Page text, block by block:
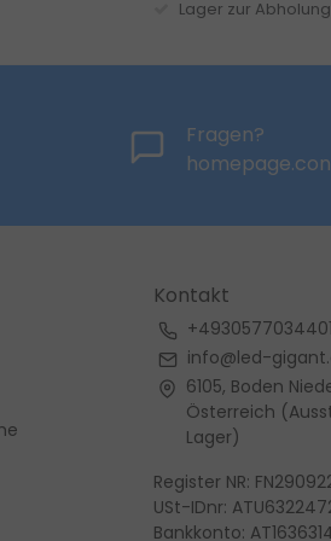
Lager zur
Fragen?
Kontakt
+4930577034401
info@led-
6105, Boden
Österreich
Lager)
Register NR:
USt-IDnr:
Bankkonto: